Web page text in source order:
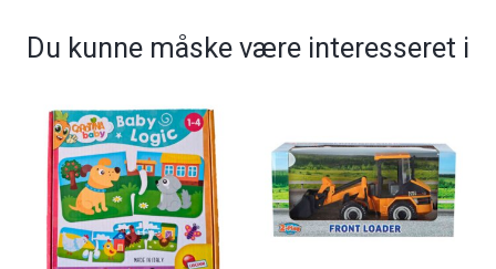
Du kunne måske være interesseret i